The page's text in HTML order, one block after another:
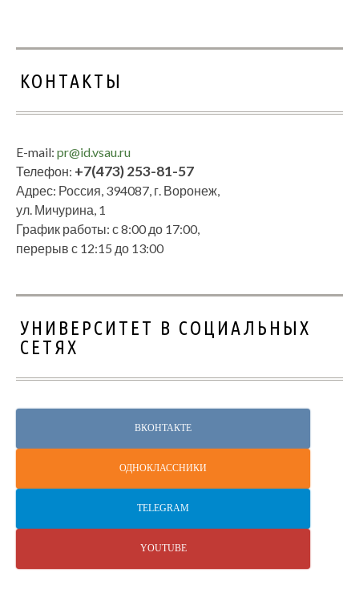
КОНТАКТЫ
E-mail: pr@id.vsau.ru
Телефон: +7(473) 253-81-57
Адрес: Россия, 394087, г. Воронеж,
ул. Мичурина, 1
График работы: с 8:00 до 17:00,
перерыв с 12:15 до 13:00
УНИВЕРСИТЕТ В СОЦИАЛЬНЫХ
СЕТЯХ
ВКОНТАКТЕ
ОДНОКЛАССНИКИ
TELEGRAM
YOUTUBE